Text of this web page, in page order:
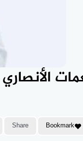
Bookmark
Share